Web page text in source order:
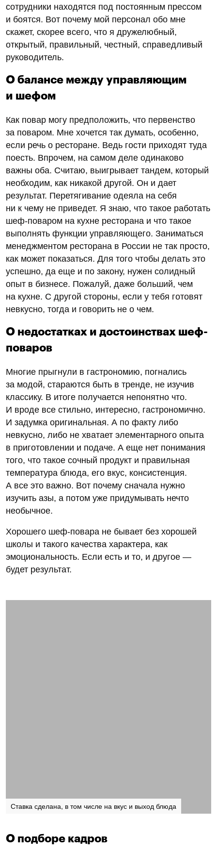
сотрудники находятся под постоянным прессом
и боятся. Вот почему мой персонал обо мне
скажет, скорее всего, что я дружелюбный,
открытый, правильный, честный, справедливый
руководитель.
О балансе между управляющим
и шефом
Как повар могу предположить, что первенство
за поваром. Мне хочется так думать, особенно,
если речь о ресторане. Ведь гости приходят туда
поесть. Впрочем, на самом деле одинаково
важны оба. Считаю, выигрывает тандем, который
необходим, как никакой другой. Он и дает
результат. Перетягивание одеяла на себя
ни к чему не приведет. Я знаю, что такое работать
шеф-поваром на кухне ресторана и что такое
выполнять функции управляющего. Заниматься
менеджментом ресторана в России не так просто,
как может показаться. Для того чтобы делать это
успешно, да еще и по закону, нужен солидный
опыт в бизнесе. Пожалуй, даже больший, чем
на кухне. С другой стороны, если у тебя готовят
невкусно, тогда и говорить не о чем.
О недостатках и достоинствах шеф-
поваров
Многие прыгнули в гастрономию, погнались
за модой, стараются быть в тренде, не изучив
классику. В итоге получается непонятно что.
И вроде все стильно, интересно, гастрономично.
И задумка оригинальная. А по факту либо
невкусно, либо не хватает элементарного опыта
в приготовлении и подаче. А еще нет понимания
того, что такое сочный продукт и правильная
температура блюда, его вкус, консистенция.
А все это важно. Вот почему сначала нужно
изучить азы, а потом уже придумывать нечто
необычное.
Хорошего шеф-повара не бывает без хорошей
школы и такого качества характера, как
эмоциональность. Если есть и то, и другое —
будет результат.
Ставка сделана, в том числе на вкус и выход блюда
О подборе кадров